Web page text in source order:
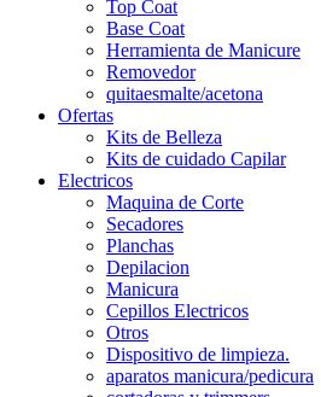
Top Coat
Base Coat
Herramienta de Manicure
Removedor
quitaesmalte/acetona
Ofertas
Kits de Belleza
Kits de cuidado Capilar
Electricos
Maquina de Corte
Secadores
Planchas
Depilacion
Manicura
Cepillos Electricos
Otros
Dispositivo de limpieza.
aparatos manicura/pedicura